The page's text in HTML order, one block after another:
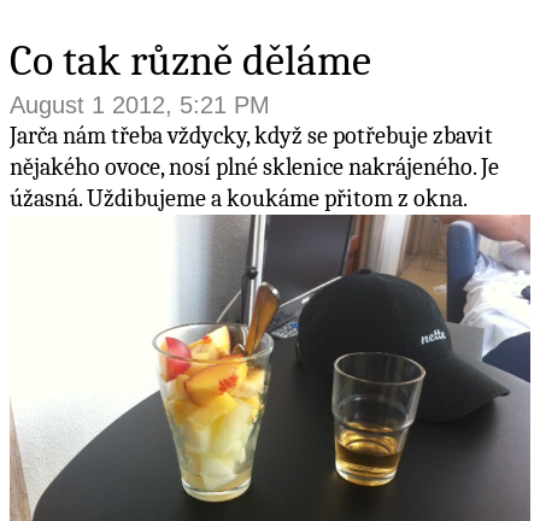
Co tak různě děláme
August 1 2012, 5:21 PM
Jarča nám třeba vždycky, když se potřebuje zbavit
nějakého ovoce, nosí plné sklenice nakrájeného. Je
úžasná. Uždibujeme a koukáme přitom z okna.